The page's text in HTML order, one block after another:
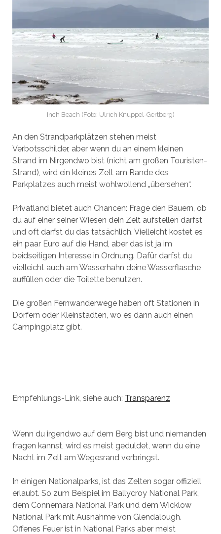
Inch Beach (Foto: Ulrich Knüppel-Gertberg)
An den Strandparkplätzen stehen meist
Verbotsschilder, aber wenn du an einem kleinen
Strand im Nirgendwo bist (nicht am großen Touristen-
Strand), wird ein kleines Zelt am Rande des
Parkplatzes auch meist wohlwollend „übersehen“.
Privatland bietet auch Chancen: Frage den Bauern, ob
du auf einer seiner Wiesen dein Zelt aufstellen darfst
und oft darfst du das tatsächlich. Vielleicht kostet es
ein paar Euro auf die Hand, aber das ist ja im
beidseitigen Interesse in Ordnung. Dafür darfst du
vielleicht auch am Wasserhahn deine Wasserflasche
auffüllen oder die Toilette benutzen.
Die großen Fernwanderwege haben oft Stationen in
Dörfern oder Kleinstädten, wo es dann auch einen
Campingplatz gibt.
Empfehlungs-Link, siehe auch: Transparenz
Wenn du irgendwo auf dem Berg bist und niemanden
fragen kannst, wird es meist geduldet, wenn du eine
Nacht im Zelt am Wegesrand verbringst.
In einigen Nationalparks, ist das Zelten sogar offiziell
erlaubt. So zum Beispiel im Ballycroy National Park,
dem Connemara National Park und dem Wicklow
National Park mit Ausnahme von Glendalough.
Offenes Feuer ist in National Parks aber meist